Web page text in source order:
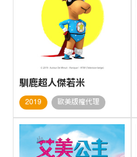
馴鹿超人傑若米
2019 歐美版權代理